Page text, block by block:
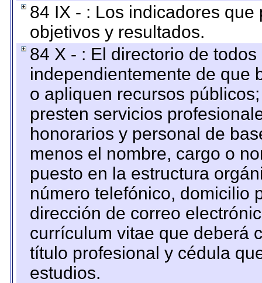
84 IX - : Los indicadores
objetivos y resultados.
84 X - : El directorio de
independientemente de que
o apliquen recursos
presten servicios
honorarios y personal de
menos el nombre, cargo o
puesto en la estructura
número telefónico, domicilio
dirección de correo
currículum vitae que deberá
título profesional y cédula
estudios.